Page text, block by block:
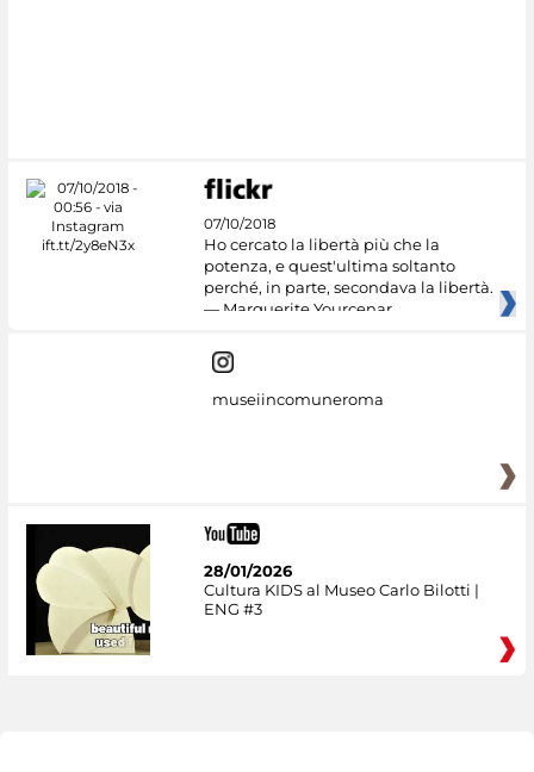
07/10/2018
Ho cercato la libertà più che la
potenza, e quest'ultima soltanto
perché, in parte, secondava la libertà.
— Marguerite Yourcenar
museiincomuneroma
28/01/2026
Cultura KIDS al Museo Carlo Bilotti |
ENG #3